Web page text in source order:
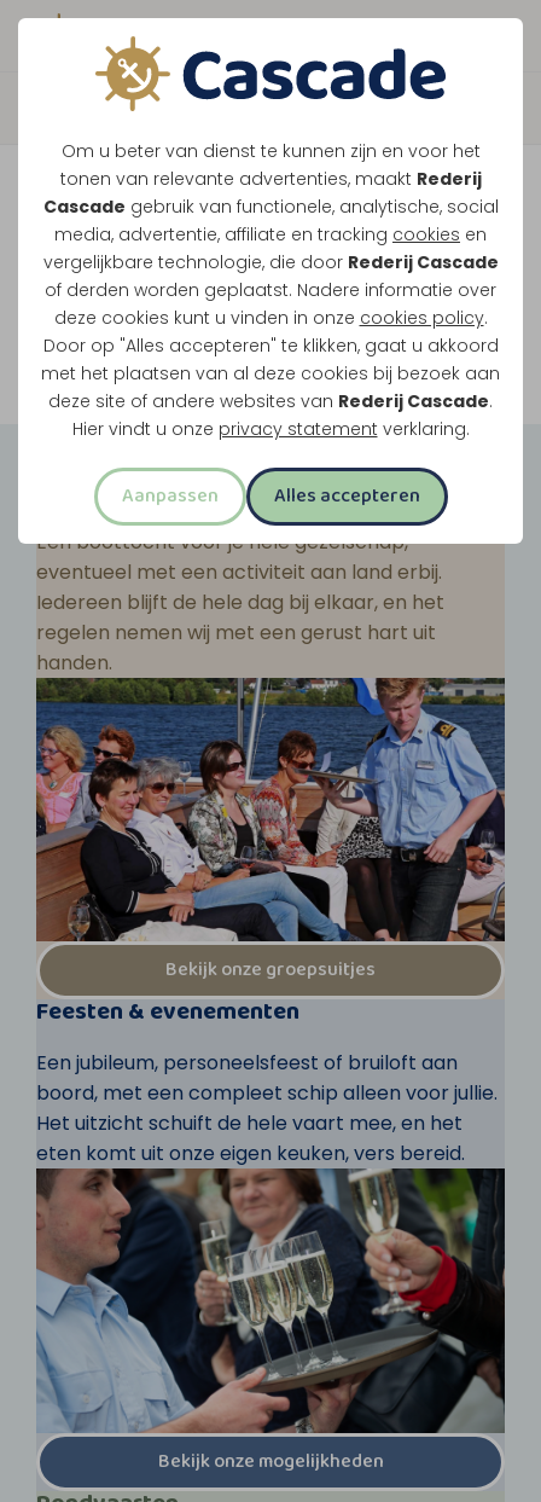
Om u beter van dienst te kunnen zijn en voor het
tonen van relevante advertenties, maakt Rederij
Cascade gebruik van functionele, analytische, social
media, advertentie, affiliate en tracking cookies en
vergelijkbare technologie, die door Rederij Cascade
of derden worden geplaatst. Nadere informatie over
deze cookies kunt u vinden in onze cookies policy.
Door op "Alles accepteren" te klikken, gaat u akkoord
met het plaatsen van al deze cookies bij bezoek aan
deze site of andere websites van Rederij Cascade.
Hier vindt u onze privacy statement verklaring.
Aanpassen Alles accepteren
Boek direct je vaart
Vaar je mee over de
Maasplassen?
Ondanks de lage waterstanden gaan
onze vaarten gewoon door.
Bekijk onze rondvaarten
Groepsuitjes
Een boottocht voor je hele gezelschap,
eventueel met een activiteit aan land erbij.
Iedereen blijft de hele dag bij elkaar, en het
regelen nemen wij met een gerust hart uit
handen.
Bekijk onze groepsuitjes
Feesten & evenementen
Een jubileum, personeelsfeest of bruiloft aan
boord, met een compleet schip alleen voor jullie.
Het uitzicht schuift de hele vaart mee, en het
eten komt uit onze eigen keuken, vers bereid.
Bekijk onze mogelijkheden